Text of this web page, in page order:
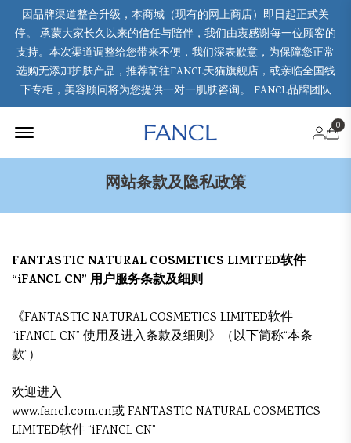
因品牌渠道整合升级，本商城（现有的网上商店）即日起正式关
停。 承蒙大家长久以来的信任与陪伴，我们由衷感谢每一位顾客的
支持。本次渠道调整给您带来不便，我们深表歉意，为保障您正常
选购无添加护肤产品，推荐前往FANCL天猫旗舰店，或亲临全国线
下专柜，美容顾问将为您提供一对一肌肤咨询。 FANCL品牌团队
0
网站条款及隐私政策
FANTASTIC NATURAL COSMETICS LIMITED软件
“iFANCL CN” 用户服务条款及细则
《FANTASTIC NATURAL COSMETICS LIMITED软件
“iFANCL CN” 使用及进入条款及细则》（以下简称“本条
款”）
欢迎进入
www.fancl.com.cn或 FANTASTIC NATURAL COSMETICS
LIMITED软件 “iFANCL CN”